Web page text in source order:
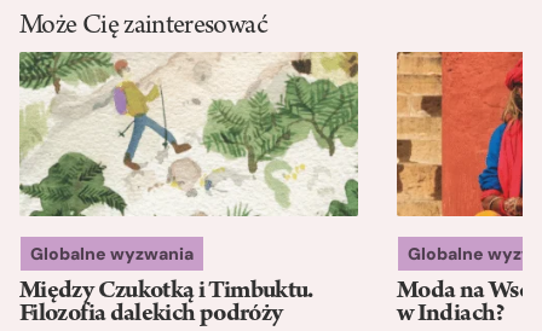
Może Cię zainteresować
Globalne wyzwania
Między Czukotką i Timbuktu.
Filozofia dalekich podróży
Globalne
Moda na
w Indiach?